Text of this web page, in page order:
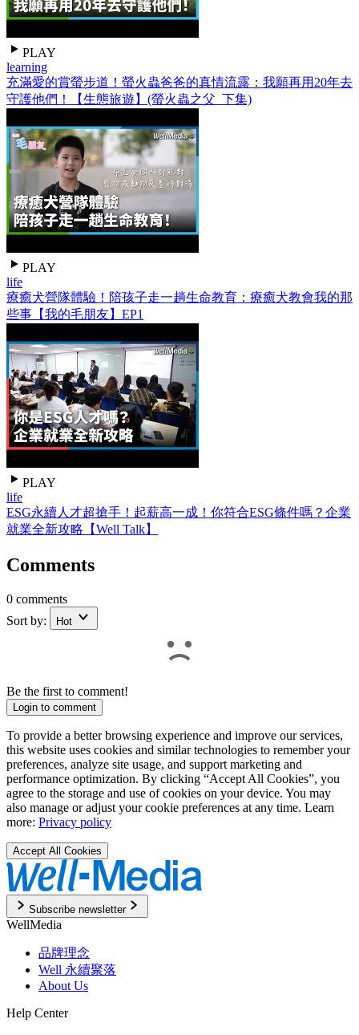
PLAY
learning
充滿愛的賞螢步道！螢火蟲爸爸的真情流露：我願再用20年去
守護他們！【生態旅遊】(螢火蟲之父_下集)
PLAY
life
療癒犬營隊體驗！陪孩子走一趟生命教育：療癒犬教會我的那
些事【我的毛朋友】EP1
PLAY
life
ESG永續人才超搶手！起薪高一成！你符合ESG條件嗎？企業
就業全新攻略【Well Talk】
Comments
0 comments
Sort by:
Hot
Be the first to comment!
Login to comment
To provide a better browsing experience and improve our services,
this website uses cookies and similar technologies to remember your
preferences, analyze site usage, and support marketing and
performance optimization. By clicking “Accept All Cookies”, you
agree to the storage and use of cookies on your device. You may
also manage or adjust your cookie preferences at any time. Learn
more: Privacy policy
Accept All Cookies
Subscribe newsletter
WellMedia
品牌理念
Well 永續聚落
About Us
Help Center